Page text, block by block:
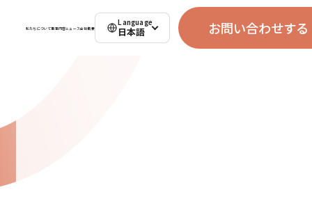
私たちについて事業内容ニュース会社概要
Language
日本語 お問い合わせする